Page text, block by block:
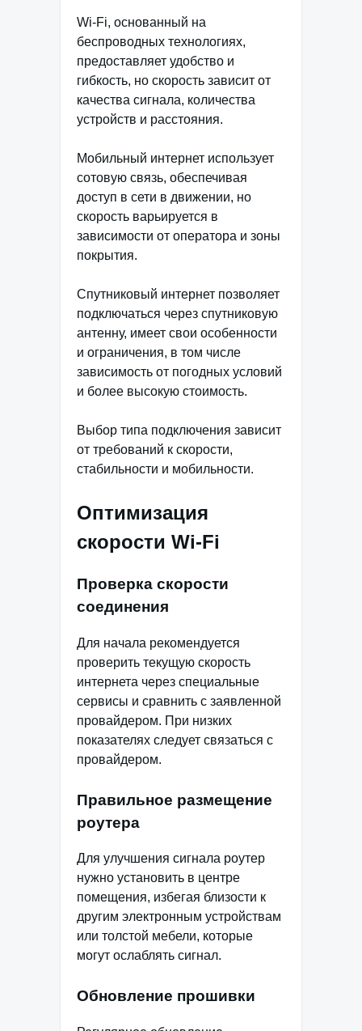
Wi-Fi, основанный на
беспроводных технологиях,
предоставляет удобство и
гибкость, но скорость зависит от
качества сигнала, количества
устройств и расстояния.
Мобильный интернет использует
сотовую связь, обеспечивая
доступ в сети в движении, но
скорость варьируется в
зависимости от оператора и зоны
покрытия.
Спутниковый интернет позволяет
подключаться через спутниковую
антенну, имеет свои особенности
и ограничения, в том числе
зависимость от погодных условий
и более высокую стоимость.
Выбор типа подключения зависит
от требований к скорости,
стабильности и мобильности.
Оптимизация
скорости Wi-Fi
Проверка скорости
соединения
Для начала рекомендуется
проверить текущую скорость
интернета через специальные
сервисы и сравнить с заявленной
провайдером. При низких
показателях следует связаться с
провайдером.
Правильное размещение
роутера
Для улучшения сигнала роутер
нужно установить в центре
помещения, избегая близости к
другим электронным устройствам
или толстой мебели, которые
могут ослаблять сигнал.
Обновление прошивки